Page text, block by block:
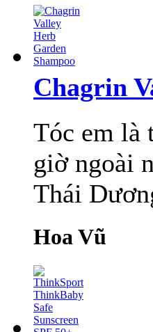
Chagrin
Tóc em là
giờ ngoài
Thái
Hoa Vũ